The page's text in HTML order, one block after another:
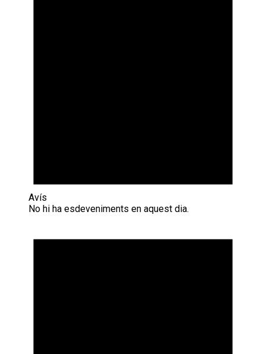
Avís
No hi ha esdeveniments en aquest dia.